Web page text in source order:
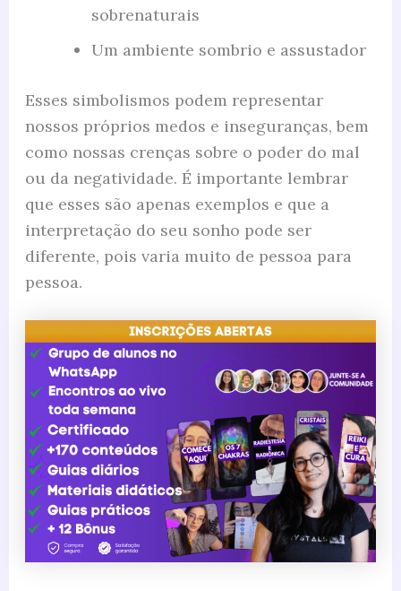
sobrenaturais
Um ambiente sombrio e assustador
Esses simbolismos podem representar
nossos próprios medos e inseguranças, bem
como nossas crenças sobre o poder do mal
ou da negatividade. É importante lembrar
que esses são apenas exemplos e que a
interpretação do seu sonho pode ser
diferente, pois varia muito de pessoa para
pessoa.